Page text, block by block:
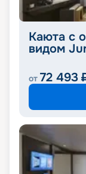
Каюта с
видом
от 72 493